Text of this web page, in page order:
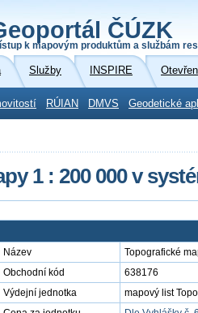
ČÚZK
k mapovým produktům a službám
Služby INSPIRE
RÚIAN DMVS Geodetické
1 : 200 000 v
Název
Topografické
Obchodní kód
638176
Výdejní jednotka
mapový list